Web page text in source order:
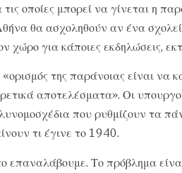
οποίες μπορεί να γίνεται η
θα ασχοληθούν αν ένα
χώρο για κάποιες εκδηλώσεις,
«ορισμός της παράνοιας είναι να
αποτελέσματα». Οι
που ρυθμίζουν τα
τι έγινε το 1940.
επαναλάβουμε. Το πρόβλημα